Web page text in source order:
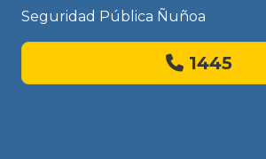
Seguridad Pública Ñuñoa
1445